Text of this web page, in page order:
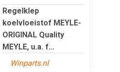
Regelklep
koelvloeistof MEYLE-
ORIGINAL Quality
MEYLE, u.a. f...
Winparts.nl